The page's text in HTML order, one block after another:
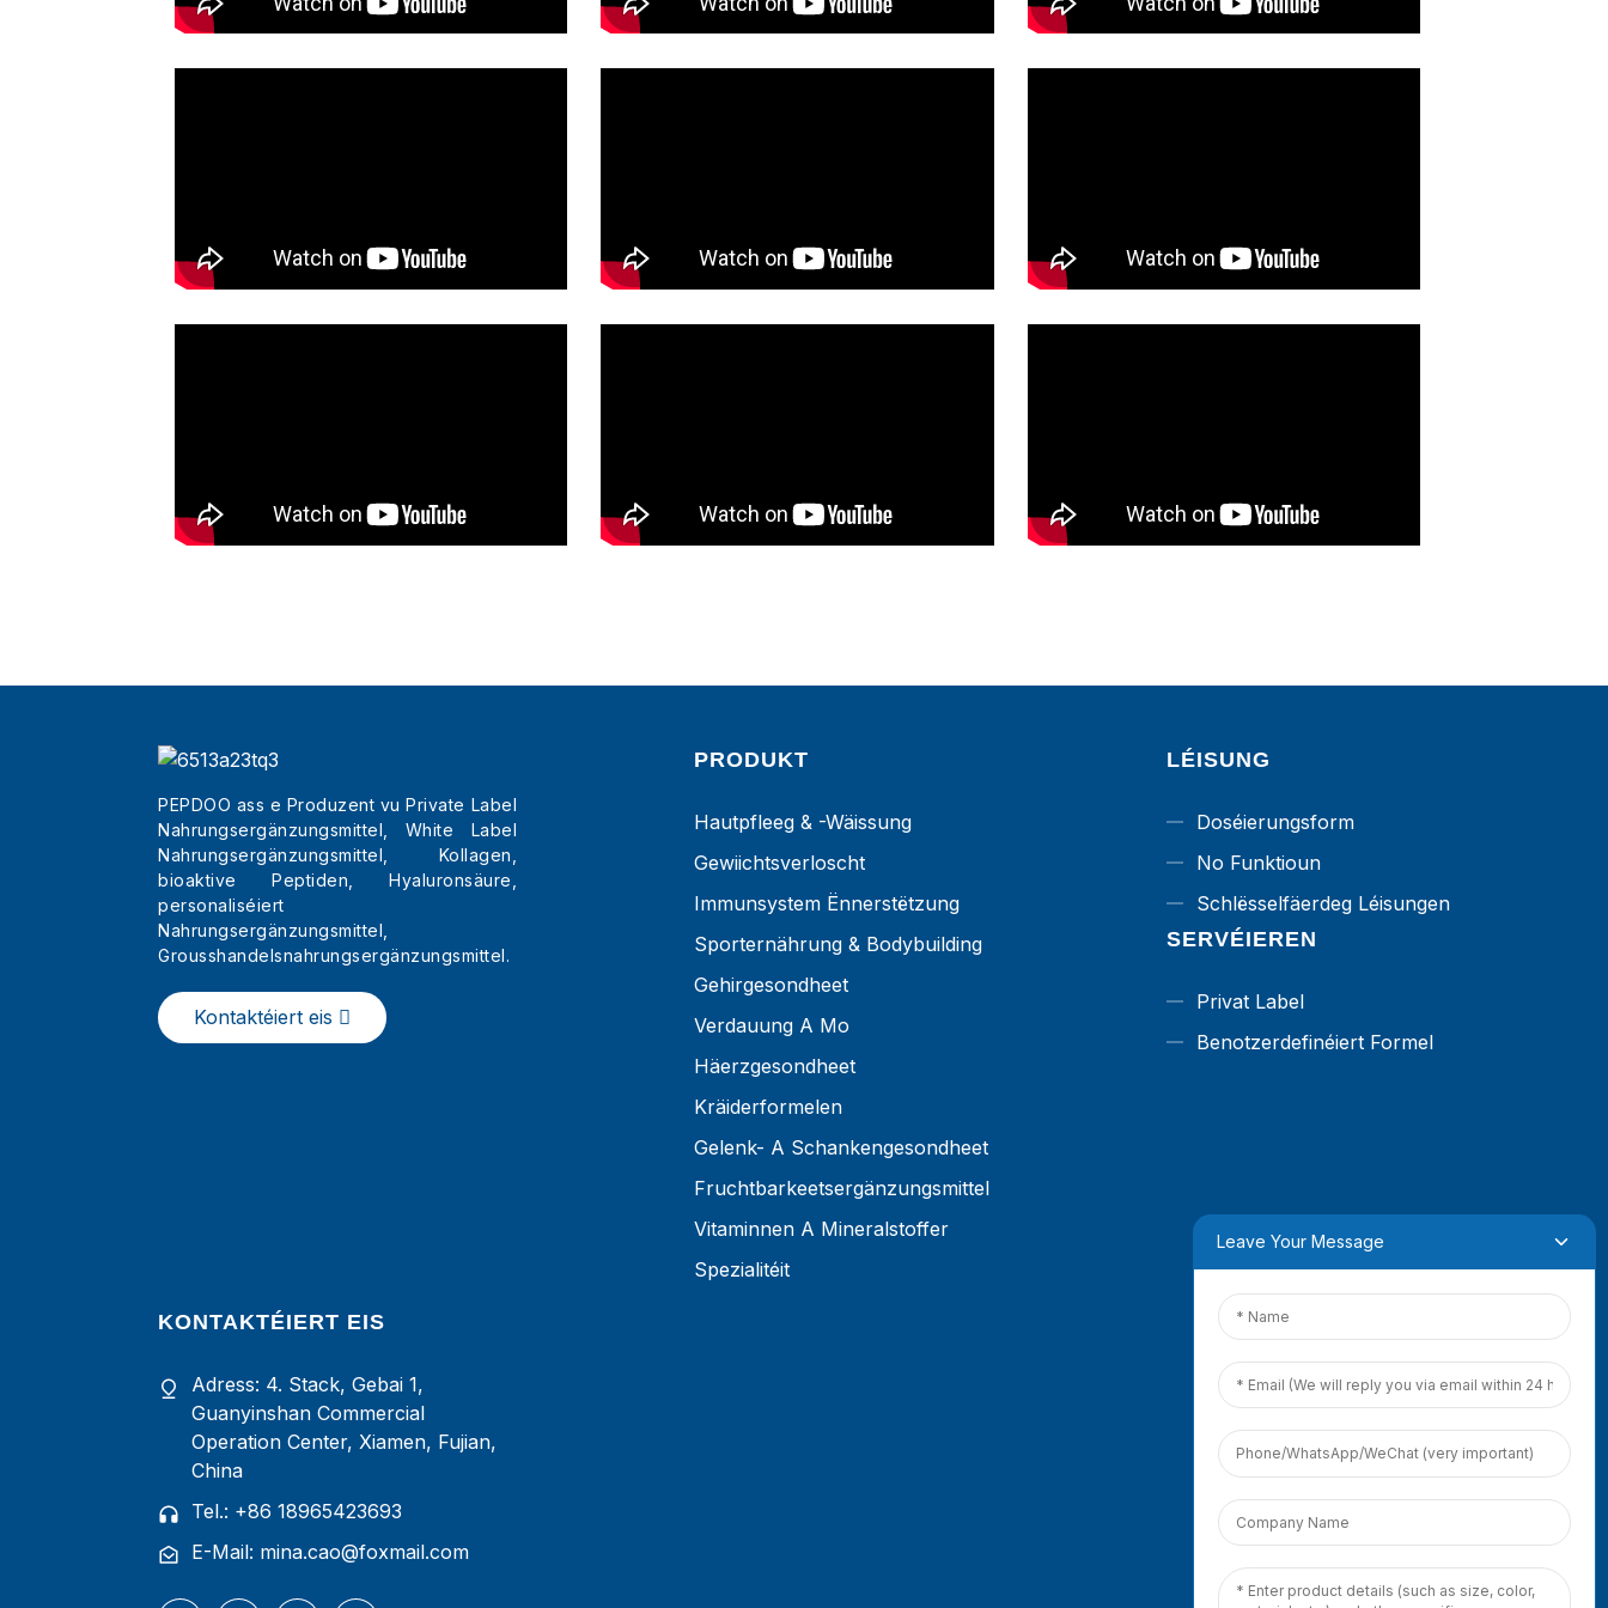
PEPDOO ass e Produzent vu Private Label
Nahrungsergänzungsmittel, White Label
Nahrungsergänzungsmittel, Kollagen,
bioaktive Peptiden, Hyaluronsäure,
personaliséiert
Nahrungsergänzungsmittel,
Grousshandelsnahrungsergänzungsmittel.
Kontaktéiert eis
PRODUKT
Hautpfleeg & -wäissung
Gewiichtsverloscht
Immunsystem Ënnerstëtzung
Sporternährung & Bodybuilding
Gehirgesondheet
Verdauung A Mo
Häerzgesondheet
Kräiderformelen
Gelenk- A Schankengesondheet
Fruchtbarkeetsergänzungsmittel
Vitaminnen A Mineralstoffer
Spezialitéit
LÉISUNG
Doséierungsform
No Funktioun
Schlësselfäerdeg Léisungen
SERVÉIEREN
Privat Label
Benotzerdefinéiert Formel
KONTAKTÉIERT EIS
Adress: 4. Stack, Gebai 1,
Guanyinshan Commercial
Operation Center, Xiamen, Fujian,
China
Tel.: +86 18965423693
E-Mail: mina.cao@foxmail.com
Leave Your Message